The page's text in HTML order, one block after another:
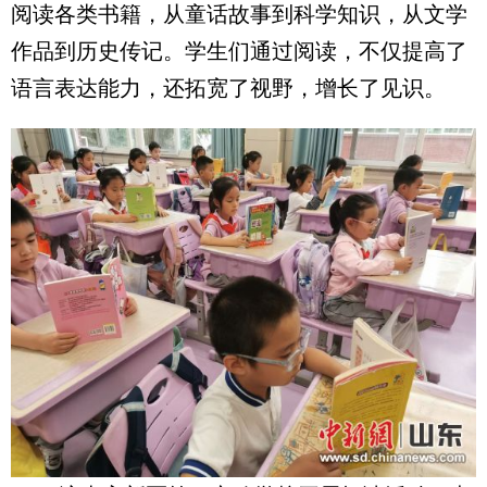
阅读各类书籍，从童话故事到科学知识，从文学
作品到历史传记。学生们通过阅读，不仅提高了
语言表达能力，还拓宽了视野，增长了见识。